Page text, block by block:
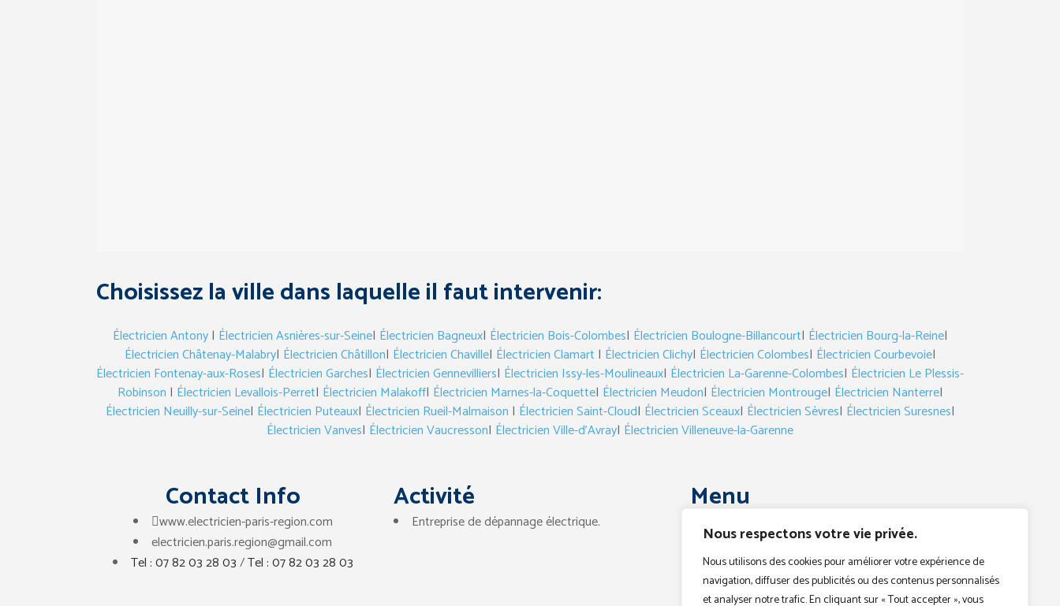
Nous respectons votre vie privée.
Nous utilisons des cookies pour améliorer votre expérience de
navigation, diffuser des publicités ou des contenus personnalisés
et analyser notre trafic. En cliquant sur « Tout accepter », vous
Choisissez la ville dans laquelle il faut intervenir:
Électricien Antony| Électricien Asnières-sur-Seine| Électricien Bagneux| Électricien Bois-Colombes| Électricien Boulogne-Billancourt| Électricien Bourg-la-Reine|
Électricien Châtenay-Malabry| Électricien Châtillon| Électricien Chaville| Électricien Clamart | Électricien Clichy| Électricien Colombes| Électricien Courbevoie|
Électricien Fontenay-aux-Roses| Électricien Garches| Électricien Gennevilliers| Électricien Issy-les-Moulineaux| Électricien La-Garenne-Colombes| Électricien Le Plessis-
Robinson | Électricien Levallois-Perret| Électricien Malakoff| Électricien Marnes-la-Coquette| Électricien Meudon| Électricien Montrouge| Électricien Nanterre|
Électricien Neuilly-sur-Seine| Électricien Puteaux| Électricien Rueil-Malmaison | Électricien Saint-Cloud| Électricien Sceaux| Électricien Sèvres| Électricien Suresnes|
Électricien Vanves| Électricien Vaucresson| Électricien Ville-d’Avray| Électricien Villeneuve-la-Garenne
Contact Info
www.electricien-paris-region.com
electricien.paris.region@gmail.com
Tel : 07 82 03 28 03/Tel : 07 82 03 28 03
Activité
Entreprise de dépannage électrique.
Menu
Dépannage
Urgences
Devis